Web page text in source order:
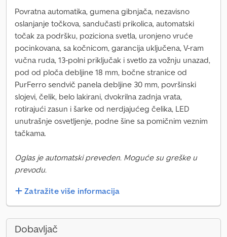
Povratna automatika, gumena gibnjača, nezavisno
oslanjanje točkova, sandučasti prikolica, automatski
točak za podršku, poziciona svetla, uronjeno vruće
pocinkovana, sa kočnicom, garancija uključena, V-ram
vučna ruda, 13-polni priključak i svetlo za vožnju unazad,
pod od ploča debljine 18 mm, bočne stranice od
PurFerro sendvič panela debljine 30 mm, površinski
slojevi, čelik, belo lakirani, dvokrilna zadnja vrata,
rotirajući zasun i šarke od nerdjajućeg čelika, LED
unutrašnje osvetljenje, podne šine sa pomičnim veznim
tačkama.
Oglas je automatski preveden. Moguće su greške u
prevodu.
Zatražite više informacija
Dobavljač